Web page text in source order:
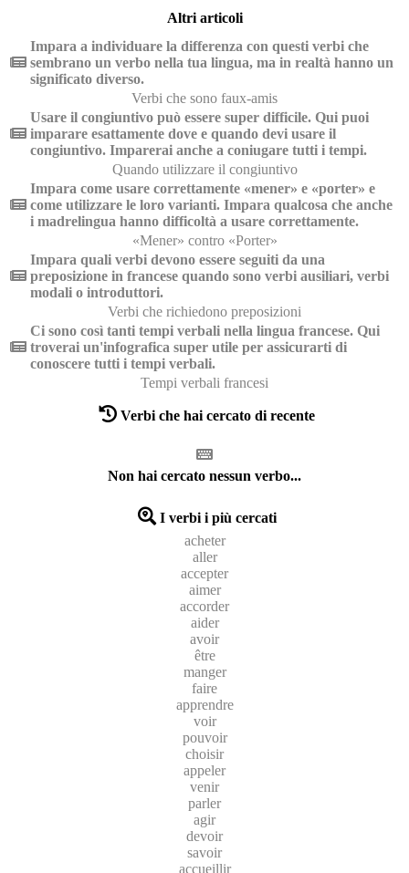
Altri articoli
Impara a individuare la differenza con questi verbi che
sembrano un verbo nella tua lingua, ma in realtà hanno un
significato diverso.
Verbi che sono faux-amis
Usare il congiuntivo può essere super difficile. Qui puoi
imparare esattamente dove e quando devi usare il
congiuntivo. Imparerai anche a coniugare tutti i tempi.
Quando utilizzare il congiuntivo
Impara come usare correttamente «mener» e «porter» e
come utilizzare le loro varianti. Impara qualcosa che anche
i madrelingua hanno difficoltà a usare correttamente.
«Mener» contro «Porter»
Impara quali verbi devono essere seguiti da una
preposizione in francese quando sono verbi ausiliari, verbi
modali o introduttori.
Verbi che richiedono preposizioni
Ci sono così tanti tempi verbali nella lingua francese. Qui
troverai un'infografica super utile per assicurarti di
conoscere tutti i tempi verbali.
Tempi verbali francesi
Verbi che hai cercato di recente
Non hai cercato nessun verbo...
I verbi i più cercati
acheter
aller
accepter
aimer
accorder
aider
avoir
être
manger
faire
apprendre
voir
pouvoir
choisir
appeler
venir
parler
agir
devoir
savoir
accueillir